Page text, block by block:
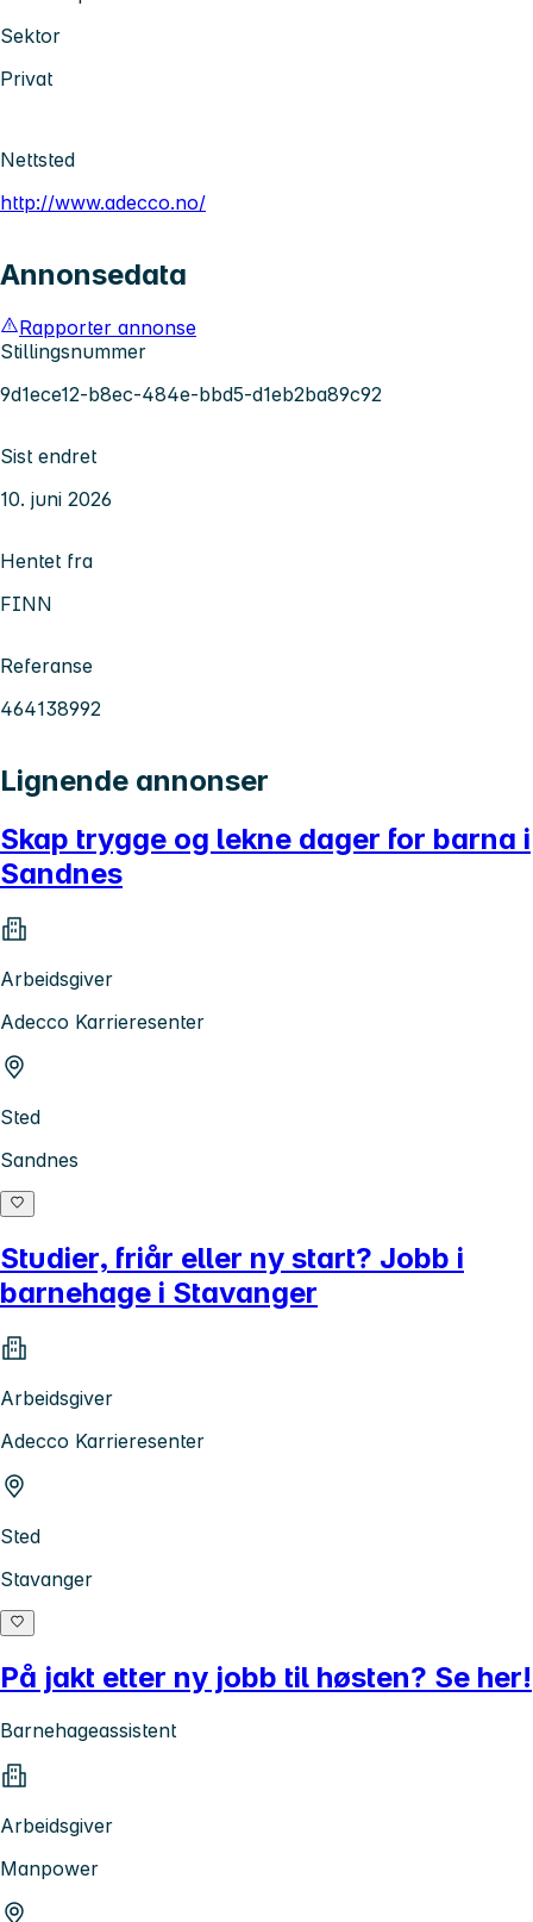
Sektor
Privat
Nettsted
http://www.adecco.no/
Annonsedata
Rapporter annonse
Stillingsnummer
9d1ece12-b8ec-484e-bbd5-d1eb2ba89c92
Sist endret
10. juni 2026
Hentet fra
FINN
Referanse
464138992
Lignende annonser
Skap trygge og lekne dager for barna i
Sandnes
Arbeidsgiver
Adecco Karrieresenter
Sted
Sandnes
Studier, friår eller ny start? Jobb i
barnehage i Stavanger
Arbeidsgiver
Adecco Karrieresenter
Sted
Stavanger
På jakt etter ny jobb til høsten? Se her!
Barnehageassistent
Arbeidsgiver
Manpower